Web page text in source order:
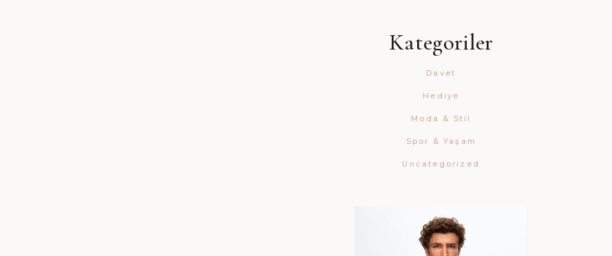
Kategoriler
Davet
Hediye
Moda & Stil
Spor & Yaşam
Uncategorized